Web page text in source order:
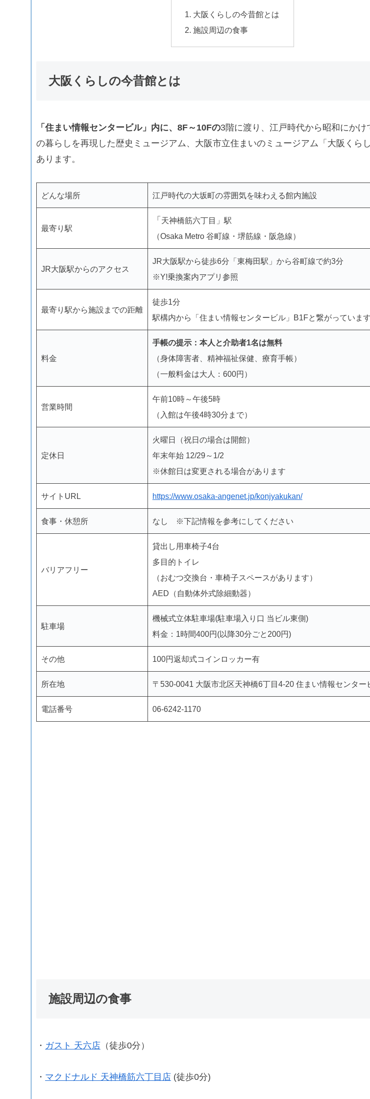
大阪くらしの今昔館とは
施設周辺の食事
大阪くらしの今昔館とは
「住まい情報センタービル」内に、8F～10Fの3階に渡り、江戸時代から昭和にかけ
の暮らしを再現した歴史ミュージアム、大阪市立住まいのミュージアム「大阪くら
あります。
どんな場所 江戸時代の大坂町の雰囲気を味わえる館内施設
最寄り駅
「 天神橋筋六丁目」駅
（Osaka Metro 谷町線・堺筋線・阪急線）
JR大阪駅からのアクセス
JR大阪駅から徒歩6分「東梅田駅」から谷町線で約3分
※Y!乗換案内アプリ参照
最寄り駅から施設までの距離
徒歩1分
駅構内から「住まい情報センタービル」B1Fと繋がっています
料金
手帳の提示：本人と介助者1名は無料
（身体障害者、精神福祉保健、療育手帳）
（一般料金は大人：600円）
営業時間
午前10時～午後5時
（入館は午後4時30分まで）
定休日
火曜日（祝日の場合は開館）
年末年始 12/29～1/2
※休館日は変更される場合があります
サイトURL https://www.osaka-angenet.jp/konjyakukan/
食事・休憩所 なし ※下記情報を参考にしてください
バリアフリー
貸出し用車椅子4台
多目的トイレ
（おむつ交換台・車椅子スペースがあります）
AED（自動体外式除細動器）
駐車場
機械式立体駐車場(駐車場入り口 当ビル東側)
料金：1時間400円(以降30分ごと200円)
その他 100円返却式コインロッカー有
所在地 〒530-0041 大阪市北区天神橋6丁目4-20 住まい情報センター
電話番号 06-6242-1170
施設周辺の食事
・ ガスト 天六店 （徒歩0分）
・ マクドナルド 天神橋筋六丁目店 (徒歩0分)